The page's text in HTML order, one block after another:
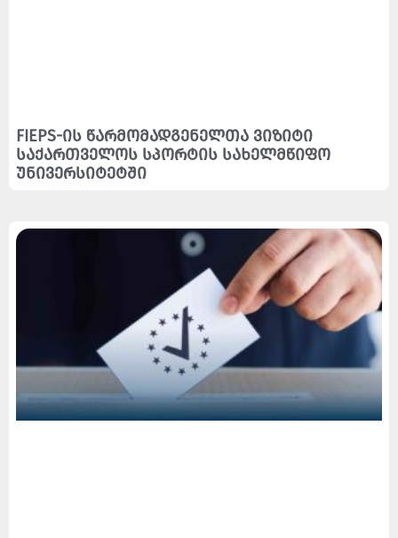
FIEPS-ის წარმომადგენელთა ვიზიტი
საქართველოს სპორტის სახელმწიფო
უნივერსიტეტში